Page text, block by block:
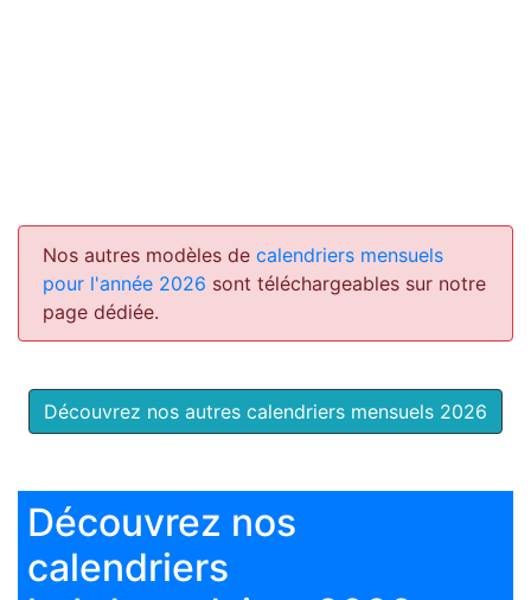
Nos autres modèles de calendriers mensuels
pour l'année 2026 sont téléchargeables sur notre
page dédiée.
Découvrez nos autres calendriers mensuels 2026
Découvrez nos
calendriers